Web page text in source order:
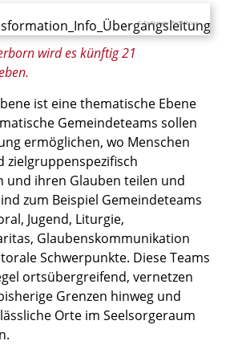
© Erzbistum Paderborn
wird es künftig 21
ist eine thematische Ebene
Gemeindeteams sollen
ermöglichen, wo Menschen
zielgruppenspezifisch
und ihren Glauben teilen und
zum Beispiel Gemeindeteams
Jugend, Liturgie,
Glaubenskommunikation
Schwerpunkte. Diese Teams
ortsübergreifend, vernetzen
Grenzen hinweg und
Orte im Seelsorgeraum